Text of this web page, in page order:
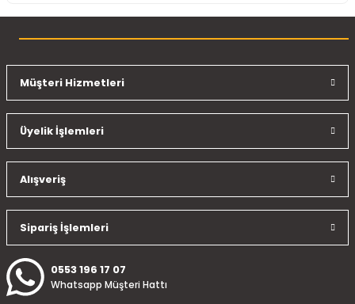
konularda yetersiz gördüğünüz noktaları öneri formunu
Ürün resmi kalitesiz, bozuk veya görüntülenemiyor.
Ürün açıklamasında eksik bilgiler bulunuyor.
Ürün fiyatı diğer sitelerden daha pahalı.
Bu ürüne benzer farklı alternatifler olmalı.
Müşteri Hizmetleri
Üyelik İşlemleri
Alışveriş
Sipariş İşlemleri
0553 196 17 07
Whatsapp Müşteri Hattı